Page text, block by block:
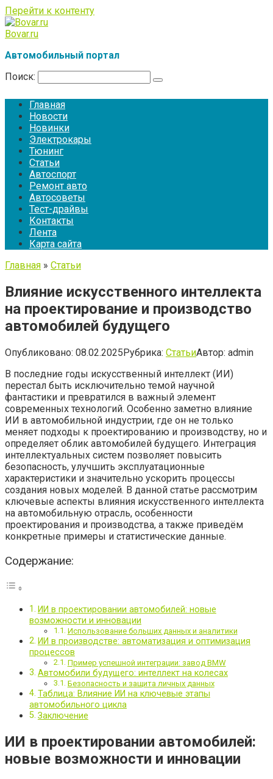
Перейти к контенту
Bovar.ru
Автомобильный портал
Поиск:
Главная
Новости
Новинки
Электрокары
Тюнинг
Статьи
Автоспорт
Ремонт авто
Автосоветы
Тест-драйвы
Контакты
Лента
Карта сайта
Главная » Статьи
Влияние искусственного интеллекта
на проектирование и производство
автомобилей будущего
Опубликовано: 08.02.2025Рубрика: СтатьиАвтор: admin
В последние годы искусственный интеллект (ИИ)
перестал быть исключительно темой научной
фантастики и превратился в важный элемент
современных технологий. Особенно заметно влияние
ИИ в автомобильной индустрии, где он не только
меняет подходы к проектированию и производству, но и
определяет облик автомобилей будущего. Интеграция
интеллектуальных систем позволяет повысить
безопасность, улучшить эксплуатационные
характеристики и значительно ускорить процессы
создания новых моделей. В данной статье рассмотрим
ключевые аспекты влияния искусственного интеллекта
на автомобильную отрасль, особенности
проектирования и производства, а также приведём
конкретные примеры и статистические данные.
Содержание:
ИИ в проектировании автомобилей: новые
возможности и инновации
Использование больших данных и аналитики
ИИ в производстве: автоматизация и оптимизация
процессов
Пример успешной интеграции: завод BMW
Автомобили будущего: интеллект на колесах
Безопасность и защита личных данных
Таблица: Влияние ИИ на ключевые этапы
автомобильного цикла
Заключение
ИИ в проектировании автомобилей:
новые возможности и инновации